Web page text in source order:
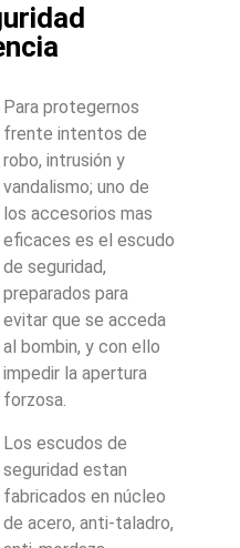
Para protegernos
frente intentos de
robo, intrusión y
vandalismo; uno de
los accesorios mas
eficaces es el escudo
de seguridad,
preparados para
evitar que se acceda
al bombin, y con ello
impedir la apertura
forzosa.
Los escudos de
seguridad estan
fabricados en núcleo
de acero, anti-taladro,